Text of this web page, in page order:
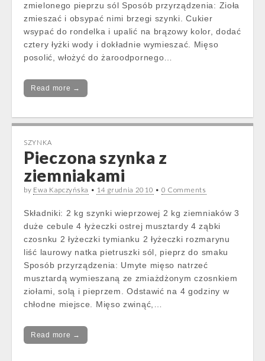
zmielonego pieprzu sól Sposób przyrządzenia: Zioła
zmieszać i obsypać nimi brzegi szynki. Cukier
wsypać do rondelka i upalić na brązowy kolor, dodać
cztery łyżki wody i dokładnie wymieszać. Mięso
posolić, włożyć do żaroodpornego…
Read more →
SZYNKA
Pieczona szynka z
ziemniakami
by Ewa Kapczyńska • 14 grudnia 2010 • 0 Comments
Składniki: 2 kg szynki wieprzowej 2 kg ziemniaków 3
duże cebule 4 łyżeczki ostrej musztardy 4 ząbki
czosnku 2 łyżeczki tymianku 2 łyżeczki rozmarynu
liść laurowy natka pietruszki sól, pieprz do smaku
Sposób przyrządzenia: Umyte mięso natrzeć
musztardą wymieszaną ze zmiażdżonym czosnkiem
ziołami, solą i pieprzem. Odstawić na 4 godziny w
chłodne miejsce. Mięso zwinąć,…
Read more →